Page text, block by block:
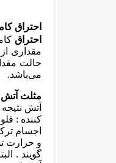
احتراق
احتراق
مقداری
حالت
می‌باشد.
مثلث آتش
کننده :
اجسام
و حرارت
گویند .